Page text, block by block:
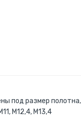
под размер
M12,4, M13,4